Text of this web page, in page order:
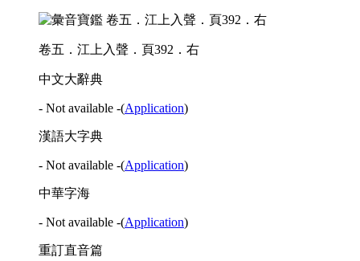
卷五．江上入聲．頁392．右
中文大辭典
- Not available -(Application)
漢語大字典
- Not available -(Application)
中華字海
- Not available -(Application)
重訂直音篇